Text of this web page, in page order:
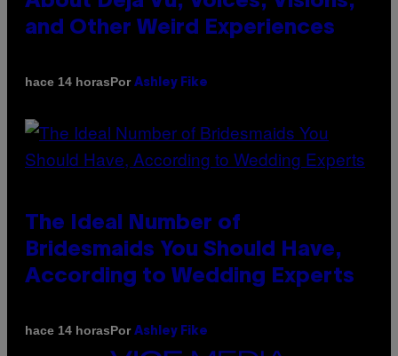
and Other Weird Experiences
hace 14 horasPor Ashley Fike
The Ideal Number of
Bridesmaids You Should Have,
According to Wedding Experts
hace 14 horasPor Ashley Fike